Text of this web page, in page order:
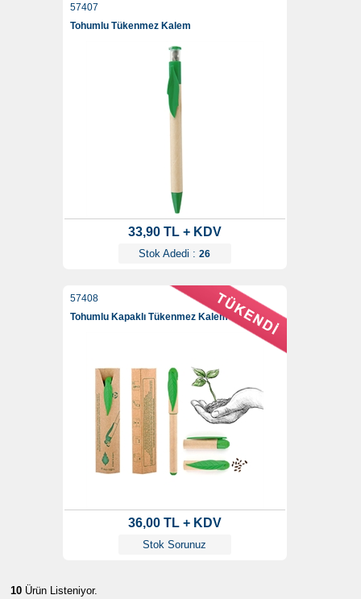
57407
Tohumlu Tükenmez Kalem
33,90 TL + KDV
Stok Adedi : 26
57408
Tohumlu Kapaklı Tükenmez Kalem
36,00 TL + KDV
Stok Sorunuz
10Ürün Listeniyor.